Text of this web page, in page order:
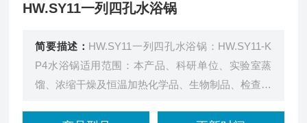
HW.SY11一列四孔水浴锅
简要描述： HW.SY11一列四孔水浴锅：HW.SY11-K
P4水浴锅适用范围：本产品、科研单位、实验室蒸
馏、浓缩干燥及恒温加热化学品、生物制品、检查血